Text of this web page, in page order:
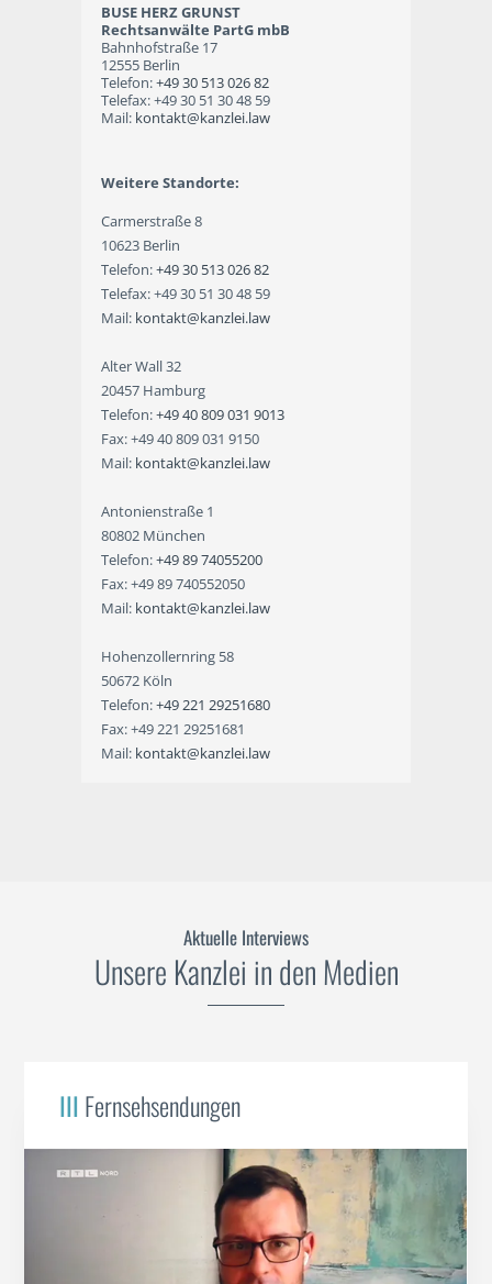
BUSE HERZ GRUNST
Rechtsanwälte PartG mbB
Bahnhofstraße 17
12555 Berlin
Telefon:+49 30 513 026 82
Telefax: +49 30 51 30 48 59
Mail: kontakt@kanzlei.law
Weitere Standorte:
Carmerstraße 8
10623 Berlin
Telefon:+49 30 513 026 82
Telefax: +49 30 51 30 48 59
Mail: kontakt@kanzlei.law
Alter Wall 32
20457 Hamburg
Telefon:+49 40 809 031 9013
Fax: +49 40 809 031 9150
Mail: kontakt@kanzlei.law
Antonienstraße 1
80802 München
Telefon:+49 89 74055200
Fax: +49 89 740552050
Mail: kontakt@kanzlei.law
Hohenzollernring 58
50672 Köln
Telefon:+49 221 29251680
Fax: +49 221 29251681
Mail: kontakt@kanzlei.law
Aktuelle Interviews
Unsere Kanzlei in den Medien
III Fernsehsendungen